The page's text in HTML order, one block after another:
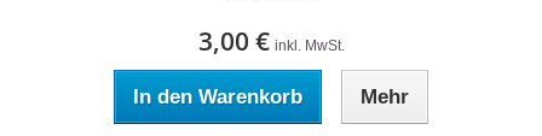
3,00 € inkl. MwSt.
In den Warenkorb Mehr